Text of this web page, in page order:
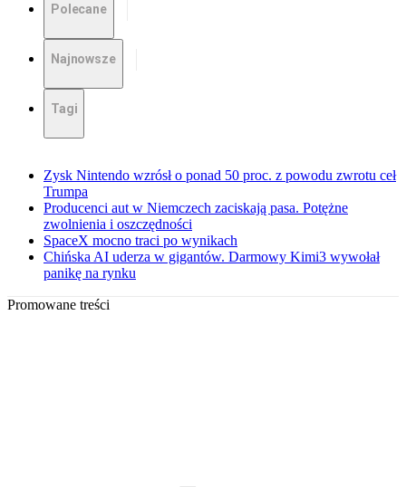
Polecane
Najnowsze
Tagi
Zysk Nintendo wzrósł o ponad 50 proc. z powodu zwrotu ceł
Trumpa
Producenci aut w Niemczech zaciskają pasa. Potężne
zwolnienia i oszczędności
SpaceX mocno traci po wynikach
Chińska AI uderza w gigantów. Darmowy Kimi3 wywołał
panikę na rynku
Promowane treści